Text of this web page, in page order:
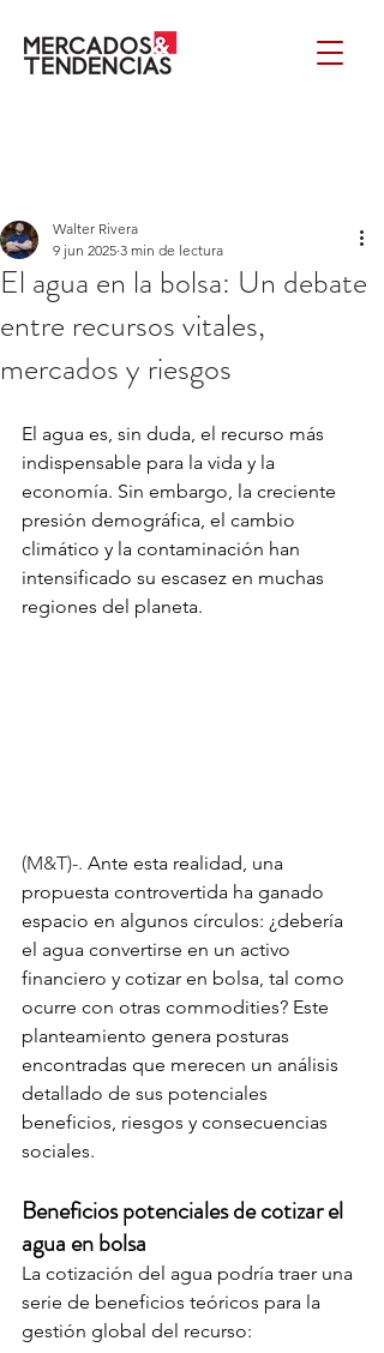
El agua en la bolsa: Un debate
entre recursos vitales,
mercados y riesgos
Walter Rivera
9 jun 2025 3 min de lectura
El agua es, sin duda, el recurso más
indispensable para la vida y la
economía. Sin embargo, la creciente
presión demográfica, el cambio
climático y la contaminación han
intensificado su escasez en muchas
regiones del planeta.
(M&T)-. Ante esta realidad, una
propuesta controvertida ha ganado
espacio en algunos círculos: ¿debería
el agua convertirse en un activo
financiero y cotizar en bolsa, tal como
ocurre con otras commodities? Este
planteamiento genera posturas
encontradas que merecen un análisis
detallado de sus potenciales
beneficios, riesgos y consecuencias
sociales.
Beneficios potenciales de cotizar el
agua en bolsa
La cotización del agua podría traer una
serie de beneficios teóricos para la
gestión global del recurso: